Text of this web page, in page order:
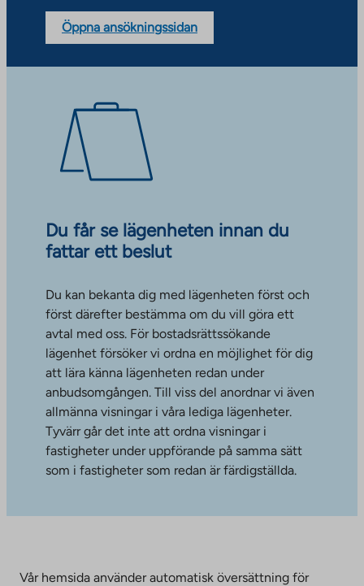
Öppna ansökningssidan
Du får se lägenheten innan du
fattar ett beslut
Du kan bekanta dig med lägenheten först och
först därefter bestämma om du vill göra ett
avtal med oss. För bostadsrättssökande
lägenhet försöker vi ordna en möjlighet för dig
att lära känna lägenheten redan under
anbudsomgången. Till viss del anordnar vi även
allmänna visningar i våra lediga lägenheter.
Tyvärr går det inte att ordna visningar i
fastigheter under uppförande på samma sätt
som i fastigheter som redan är färdigställda.
Vår hemsida använder automatisk översättning för